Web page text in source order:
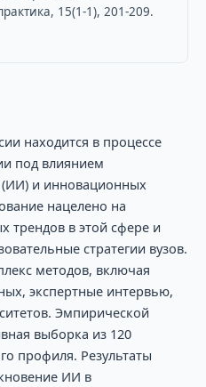
15(1-1), 201-209.
находится в процессе
под влиянием
(ИИ) и инновационных
нацелено на
трендов в этой сфере и
стратегии вузов.
методов, включая
экспертные интервью,
Эмпирической
выборка из 120
профиля. Результаты
ИИ в